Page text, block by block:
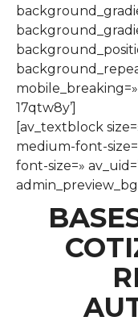
17qtw8y’]
[av_textblock
medium-font-
font-size=»